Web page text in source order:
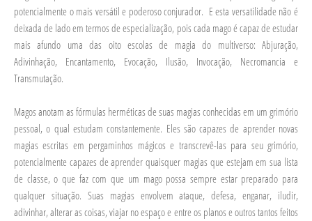
potencialmente o mais versátil e poderoso conjurador. E esta versatilidade não é
deixada de lado em termos de especialização, pois cada mago é capaz de estudar
mais afundo uma das oito escolas de magia do multiverso: Abjuração,
Adivinhação, Encantamento, Evocação, Ilusão, Invocação, Necromancia e
Transmutação.
Magos anotam as fórmulas herméticas de suas magias conhecidas em um grimório
pessoal, o qual estudam constantemente. Eles são capazes de aprender novas
magias escritas em pergaminhos mágicos e transcrevê-las para seu grimório,
potencialmente capazes de aprender quaisquer magias que estejam em sua lista
de classe, o que faz com que um mago possa sempre estar preparado para
qualquer situação. Suas magias envolvem ataque, defesa, enganar, iludir,
adivinhar, alterar as coisas, viajar no espaço e entre os planos e outros tantos feitos